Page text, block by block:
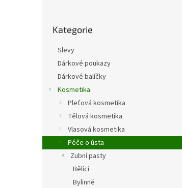
e
l
kategorie
Kategorie
Slevy
Dárkové poukazy
Dárkové balíčky
Kosmetika
Pleťová kosmetika
Tělová kosmetika
Vlasová kosmetika
Péče o ústa
Zubní pasty
Bělící
Bylinné